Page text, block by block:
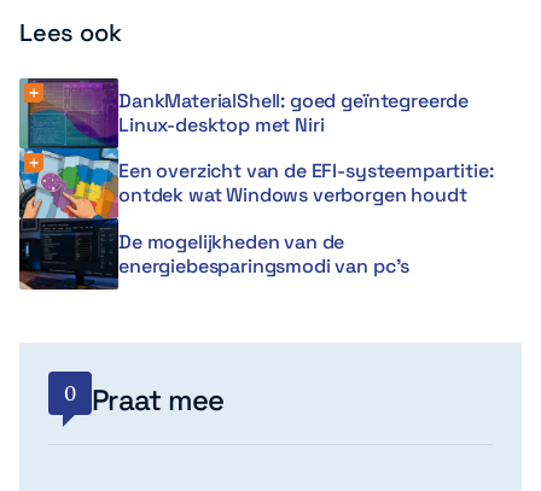
Lees ook
DankMaterialShell: goed geïntegreerde
Linux-desktop met Niri
Een overzicht van de EFI-systeempartitie:
ontdek wat Windows verborgen houdt
De mogelijkheden van de
energiebesparingsmodi van pc’s
0 Praat mee